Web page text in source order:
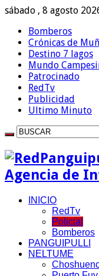
sábado , 8 agosto
Bomberos
Crónicas de
Destino 7 lagos
Mundo
Patrocinado
RedTv
Publicidad
Ultimo Minuto
Agencia de
INICIO
RedTv
Policial
Bomberos
PANGUIPULLI
NELTUME